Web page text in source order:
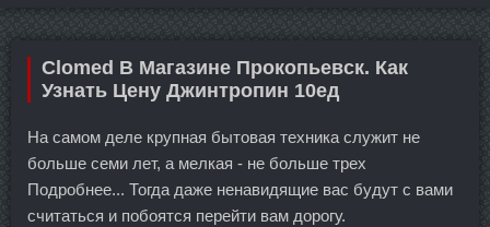
Clomed В Магазине Прокопьевск. Как
Узнать Цену Джинтропин 10ед
На самом деле крупная бытовая техника служит не
больше семи лет, а мелкая - не больше трех
Подробнее... Тогда даже ненавидящие вас будут с вами
считаться и побоятся перейти вам дорогу.